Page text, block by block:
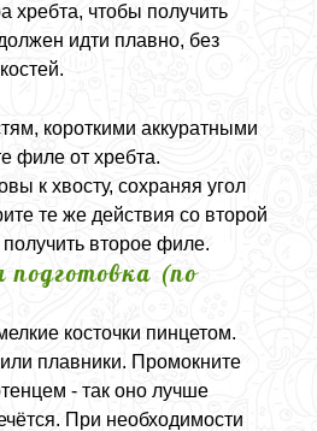
хребта, чтобы получить
идти плавно, без
короткими аккуратными
филе от хребта.
к хвосту, сохраняя угол
те же действия со второй
второе филе.
подготовка (по
косточки пинцетом.
плавники. Промокните
- так оно лучше
При необходимости